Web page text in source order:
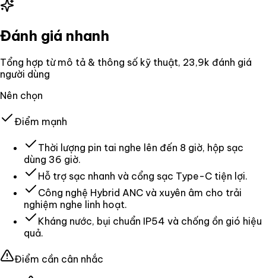
Đánh giá nhanh
Tổng hợp từ mô tả & thông số kỹ thuật, 23,9k đánh giá
người dùng
Nên chọn
Điểm mạnh
Thời lượng pin tai nghe lên đến 8 giờ, hộp sạc
dùng 36 giờ.
Hỗ trợ sạc nhanh và cổng sạc Type-C tiện lợi.
Công nghệ Hybrid ANC và xuyên âm cho trải
nghiệm nghe linh hoạt.
Kháng nước, bụi chuẩn IP54 và chống ồn gió hiệu
quả.
Điểm cần cân nhắc